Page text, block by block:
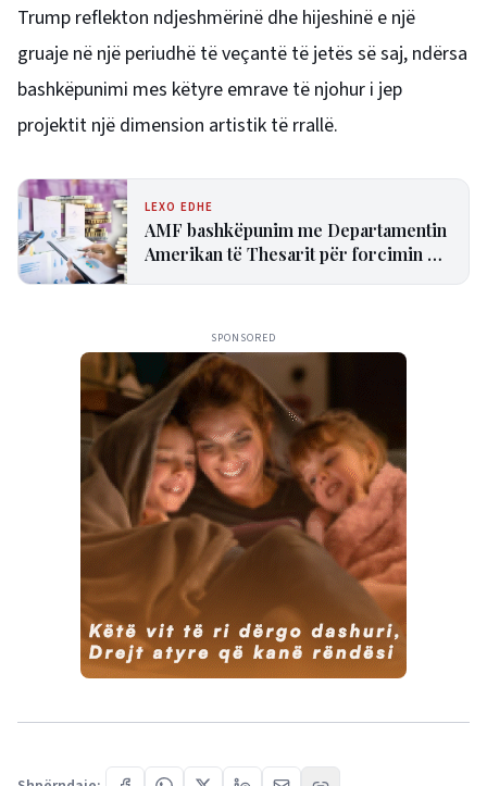
Trump reflekton ndjeshmërinë dhe hijeshinë e një
gruaje në një periudhë të veçantë të jetës së saj, ndërsa
bashkëpunimi mes këtyre emrave të njohur i jep
projektit një dimension artistik të rrallë.
LEXO EDHE
AMF bashkëpunim me Departamentin
Amerikan të Thesarit për forcimin e
SPONSORED